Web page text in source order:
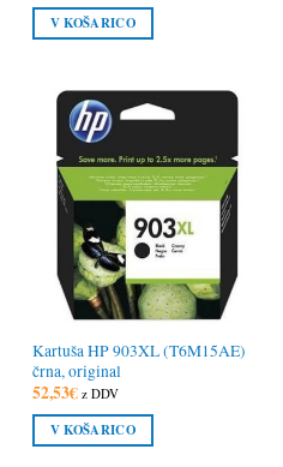
V KOŠARICO
Kartuša HP 903XL (T6M15AE)
črna, original
52,53€ z DDV
V KOŠARICO